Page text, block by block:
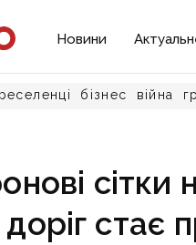
Новини
бізнес війна
сітки
стає